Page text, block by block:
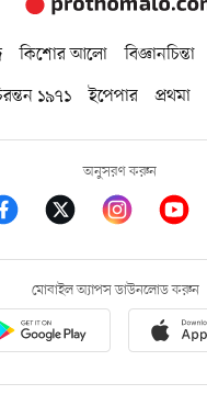
কিশোর আলো বিজ্ঞানচিন্তা
১৯৭১ ইপেপার প্রথমা
অনুসরণ করুন
মোবাইল অ্যাপস ডাউনলোড করুন